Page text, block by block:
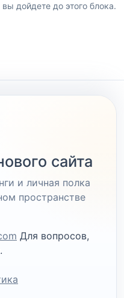
дойдете до этого блока.
сайта
и личная полка
пространстве
Для вопросов,